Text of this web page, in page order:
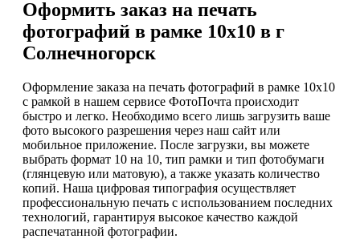
Оформить заказ на печать
фотографий в рамке 10х10 в г
Солнечногорск
Оформление заказа на печать фотографий в рамке 10х10
с рамкой в нашем сервисе ФотоПочта происходит
быстро и легко. Необходимо всего лишь загрузить ваше
фото высокого разрешения через наш сайт или
мобильное приложение. После загрузки, вы можете
выбрать формат 10 на 10, тип рамки и тип фотобумаги
(глянцевую или матовую), а также указать количество
копий. Наша цифровая типография осуществляет
профессиональную печать с использованием последних
технологий, гарантируя высокое качество каждой
распечатанной фотографии.